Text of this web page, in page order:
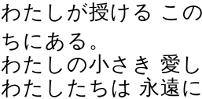
わたしが授ける こ
ちにある。
わたしの小さき 愛
わたしたちは 永遠